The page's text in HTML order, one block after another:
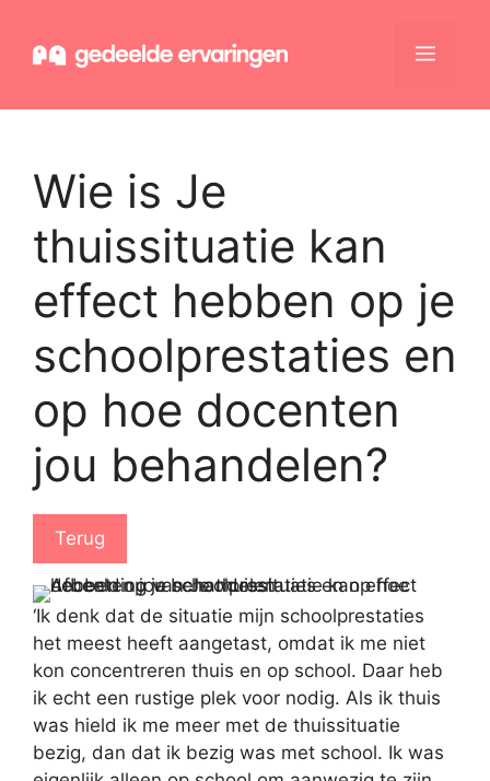
naar
Menu
Wie is Je
thuissituatie kan
effect hebben op je
schoolprestaties en
op hoe docenten
jou behandelen?
Terug
‘Ik denk dat de situatie mijn schoolprestaties
het meest heeft aangetast, omdat ik me niet
kon concentreren thuis en op school. Daar heb
ik echt een rustige plek voor nodig. Als ik thuis
was hield ik me meer met de thuissituatie
bezig, dan dat ik bezig was met school. Ik was